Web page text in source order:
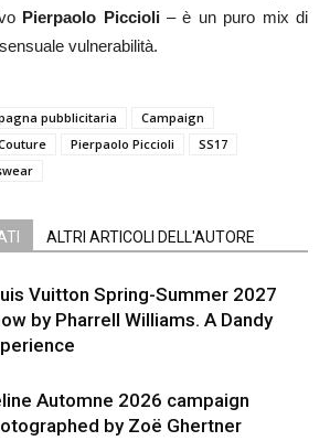
Pierpaolo Piccioli– è un puro mix di
vulnerabilità.
pubblicitaria
Campaign
Pierpaolo Piccioli
SS17
ALTRI ARTICOLI DELL'AUTORE
Vuitton Spring-Summer 2027
by Pharrell Williams. A Dandy
Automne 2026 campaign
by Zoë Ghertner